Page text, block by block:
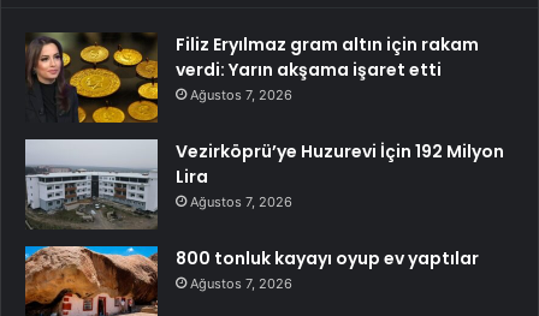
Filiz Eryılmaz gram altın için rakam
verdi: Yarın akşama işaret etti
Ağustos 7, 2026
Vezirköprü’ye Huzurevi İçin 192 Milyon
Lira
Ağustos 7, 2026
800 tonluk kayayı oyup ev yaptılar
Ağustos 7, 2026